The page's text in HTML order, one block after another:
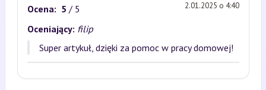
Ocena: 5 / 5 2.01.2025 o 4:40
Oceniający: filip
Super artykuł, dzięki za pomoc w pracy domowej!